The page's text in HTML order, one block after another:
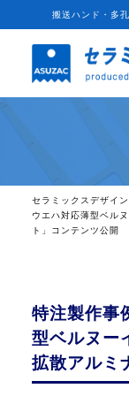
搬送ハンド・多
セラミックスデザイ
ウエハ対応薄型ベル
ト」コンテンツ公開
特注製作事
型ベルヌー
拡散アルミ